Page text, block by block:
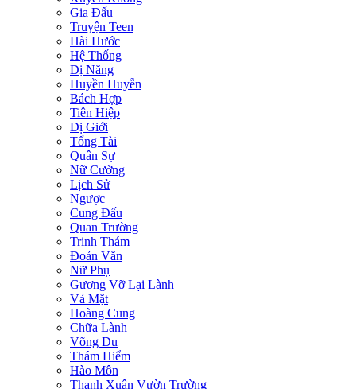
Gia Đấu
Truyện Teen
Hài Hước
Hệ Thống
Dị Năng
Huyền Huyễn
Bách Hợp
Tiên Hiệp
Dị Giới
Tổng Tài
Quân Sự
Nữ Cường
Lịch Sử
Ngược
Cung Đấu
Quan Trường
Trinh Thám
Đoản Văn
Nữ Phụ
Gương Vỡ Lại Lành
Vả Mặt
Hoàng Cung
Chữa Lành
Võng Du
Thám Hiểm
Hào Môn
Thanh Xuân Vườn Trường